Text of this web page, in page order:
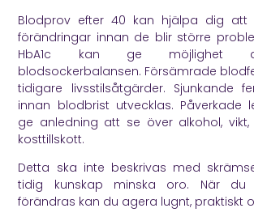
Blodprov efter 40 kan hjälpa dig att
förändringar innan de blir större
HbA1c kan ge möjlighet
blodsockerbalansen. Försämrade
tidigare livsstilsåtgärder. Sjunkande
innan blodbrist utvecklas. Påverkade
ge anledning att se över alkohol, vikt,
kosttillskott.
Detta ska inte beskrivas med
tidig kunskap minska oro. När
förändras kan du agera lugnt, praktiskt